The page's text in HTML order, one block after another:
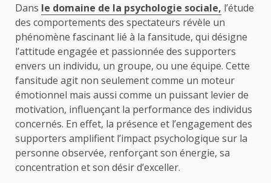
Dans le domaine de la psychologie sociale, l’étude
des comportements des spectateurs révèle un
phénomène fascinant lié à la fansitude, qui désigne
l’attitude engagée et passionnée des supporters
envers un individu, un groupe, ou une équipe. Cette
fansitude agit non seulement comme un moteur
émotionnel mais aussi comme un puissant levier de
motivation, influençant la performance des individus
concernés. En effet, la présence et l’engagement des
supporters amplifient l’impact psychologique sur la
personne observée, renforçant son énergie, sa
concentration et son désir d’exceller.